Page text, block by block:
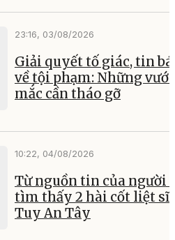
23:16, 03/08/2026
Giải quyết tố giác, tin
về tội phạm: Những
mắc cần tháo gỡ
10:22, 04/08/2026
Từ nguồn tin của người
tìm thấy 2 hài cốt liệt sĩ
Tuy An Tây